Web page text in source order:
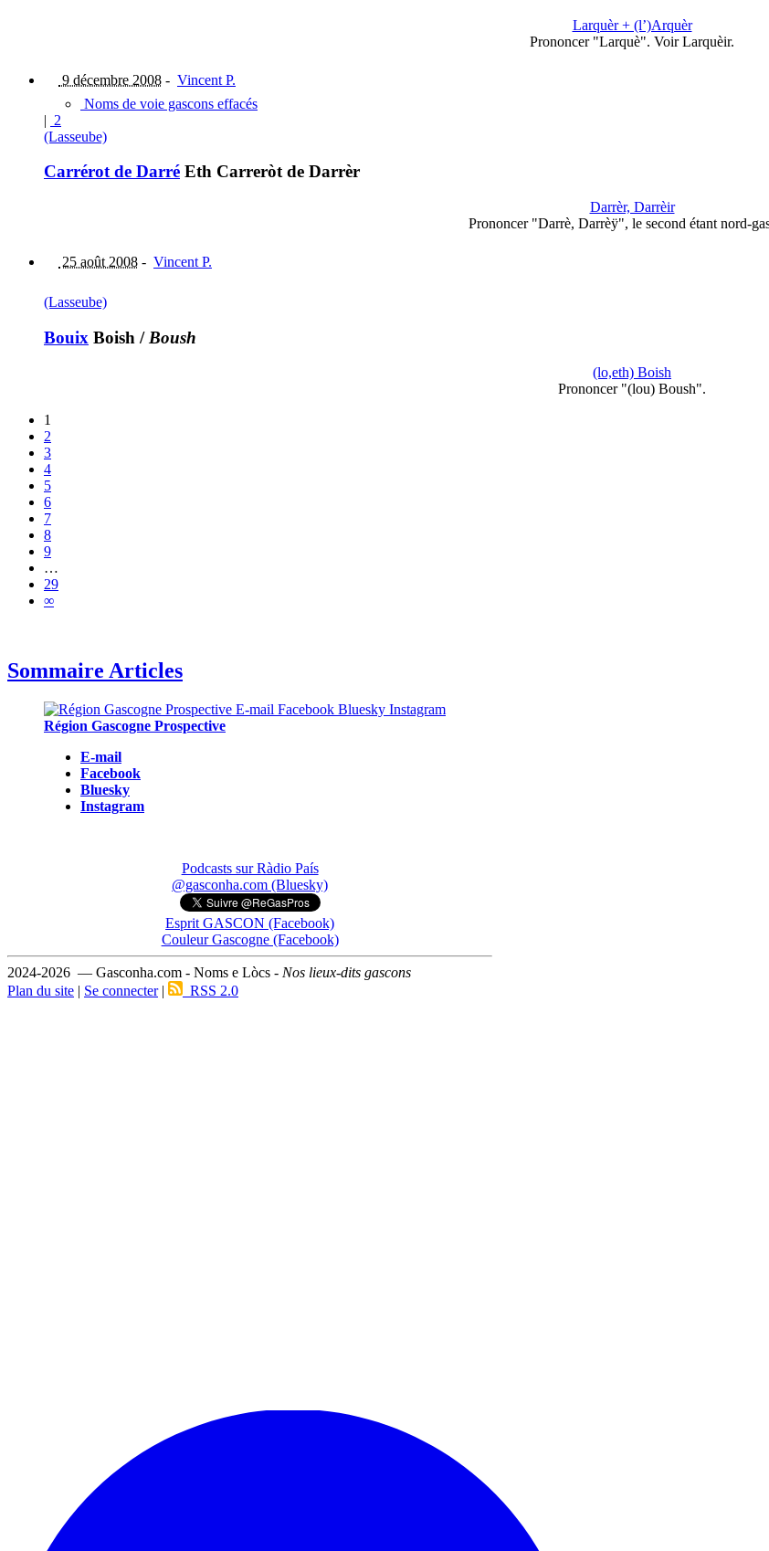
Larquèr + (l’)Arquèr
Prononcer "Larquè". Voir Larquèir.
9 décembre 2008 - Vincent P.
Noms de voie gascons effacés
| 2
(Lasseube)
Carrérot de Darré Eth Carreròt de Darrèr
Darrèr, Darrèir
Prononcer "Darrè, Darrèÿ", le second étant nord-
25 août 2008 - Vincent P.
(Lasseube)
Bouix Boish / Boush
(lo,eth) Boish
Prononcer "(lou) Boush".
1
2
3
4
5
6
7
8
9
…
29
∞
Sommaire Articles
Région Gascogne Prospective
E-mail
Facebook
Bluesky
Instagram
Podcasts sur Ràdio País
@gasconha.com (Bluesky)
Esprit GASCON (Facebook)
Couleur Gascogne (Facebook)
2024-2026 — Gasconha.com - Noms e Lòcs - Nos lieux-dits gascons
Plan du site | Se connecter| RSS 2.0